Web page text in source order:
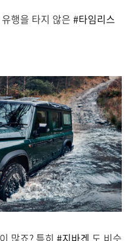
행을 타지 않은 #타임리스
많죠? 특히 #지바겐 도 비슷